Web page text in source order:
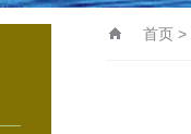
首页 >